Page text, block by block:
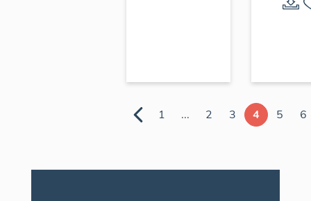
1 ... 2 3 4 5 6